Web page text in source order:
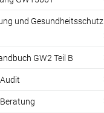
und Gesundheitsschutz
GW2 Teil B